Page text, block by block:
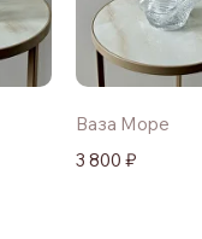
3 800 ₽
Ваза Море